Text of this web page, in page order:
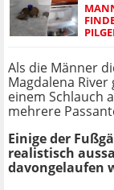
Als die Männer
Magdalena
einem Schlauch
mehrere
Einige der
realistisch
davongelaufen